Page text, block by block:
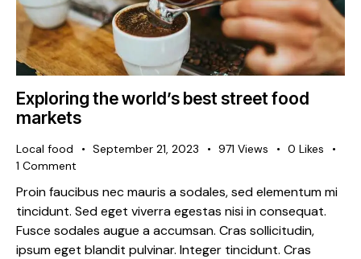
Exploring the world’s best street food
markets
Local food September 21, 2023 971 Views 0 Likes
1 Comment
Proin faucibus nec mauris a sodales, sed elementum mi
tincidunt. Sed eget viverra egestas nisi in consequat.
Fusce sodales augue a accumsan. Cras sollicitudin,
ipsum eget blandit pulvinar. Integer tincidunt. Cras